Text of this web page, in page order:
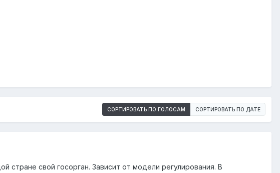
СОРТИРОВАТЬ ПО ГОЛОСАМ СОРТИРОВАТЬ ПО ДАТЕ
стране свой госорган. Зависит от модели регулирования. В